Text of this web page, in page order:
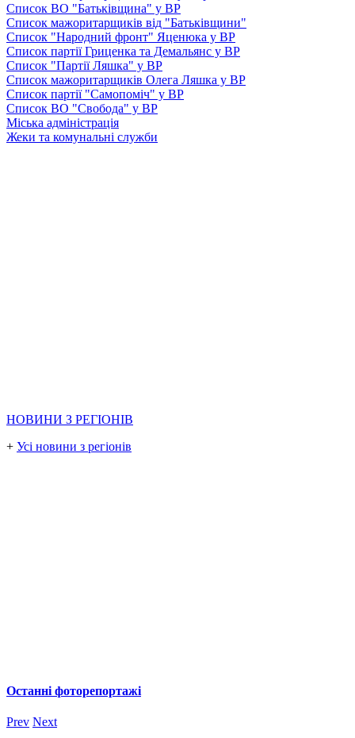
Список ВО "Батьківщина" у ВР
Список мажоритарщиків від "Батьківщини"
Список "Народний фронт" Яценюка у ВР
Список партії Гриценка та Демальянс у ВР
Список "Партії Ляшка" у ВР
Список мажоритарщиків Олега Ляшка у ВР
Список партії "Самопоміч" у ВР
Список ВО "Свобода" у ВР
Міська адміністрація
Жеки та комунальні служби
НОВИНИ З РЕГІОНІВ
+ Усі новини з регіонів
Останні фоторепортажі
Prev Next